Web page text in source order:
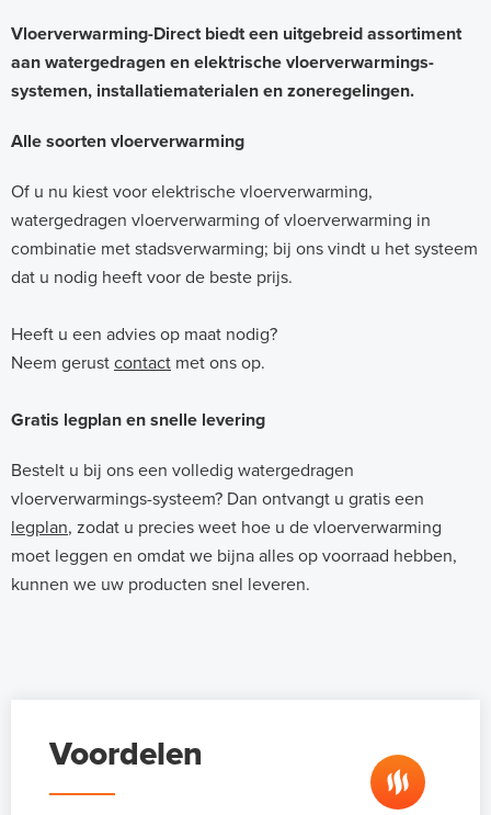
Vloerverwarming-Direct biedt een uitgebreid assortiment
aan watergedragen en elektrische vloerverwarmings-
systemen, installatiematerialen en zoneregelingen.
Alle soorten vloerverwarming
Of u nu kiest voor elektrische vloerverwarming,
watergedragen vloerverwarming of vloerverwarming in
combinatie met stadsverwarming; bij ons vindt u het systeem
dat u nodig heeft voor de beste prijs.
Heeft u een advies op maat nodig?
Neem gerust contact met ons op.
Gratis legplan en snelle levering
Bestelt u bij ons een volledig watergedragen
vloerverwarmings-systeem? Dan ontvangt u gratis een
legplan, zodat u precies weet hoe u de vloerverwarming
moet leggen en omdat we bijna alles op voorraad hebben,
kunnen we uw producten snel leveren.
Voordelen